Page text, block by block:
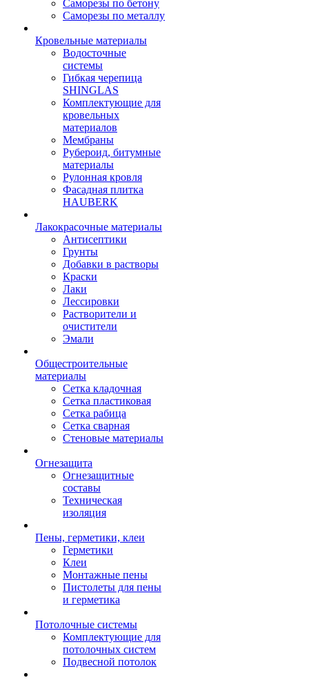
Саморезы по бетону
Саморезы по металлу
Кровельные материалы
Водосточные
системы
Гибкая черепица
SHINGLAS
Комплектующие для
кровельных
материалов
Мембраны
Рубероид, битумные
материалы
Рулонная кровля
Фасадная плитка
HAUBERK
Лакокрасочные материалы
Антисептики
Грунты
Добавки в растворы
Краски
Лаки
Лессировки
Растворители и
очистители
Эмали
Общестроительные
материалы
Сетка кладочная
Сетка пластиковая
Сетка рабица
Сетка сварная
Стеновые материалы
Огнезащита
Огнезащитные
составы
Техническая
изоляция
Пены, герметики, клеи
Герметики
Клеи
Монтажные пены
Пистолеты для пены
и герметика
Потолочные системы
Комплектующие для
потолочных систем
Подвесной потолок